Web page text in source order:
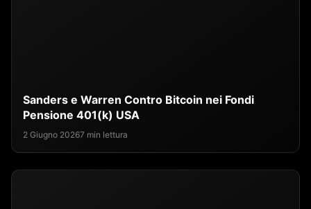
Sanders e Warren Contro Bitcoin nei Fondi
Pensione 401(k) USA
2 Giugno 20267 min lettura